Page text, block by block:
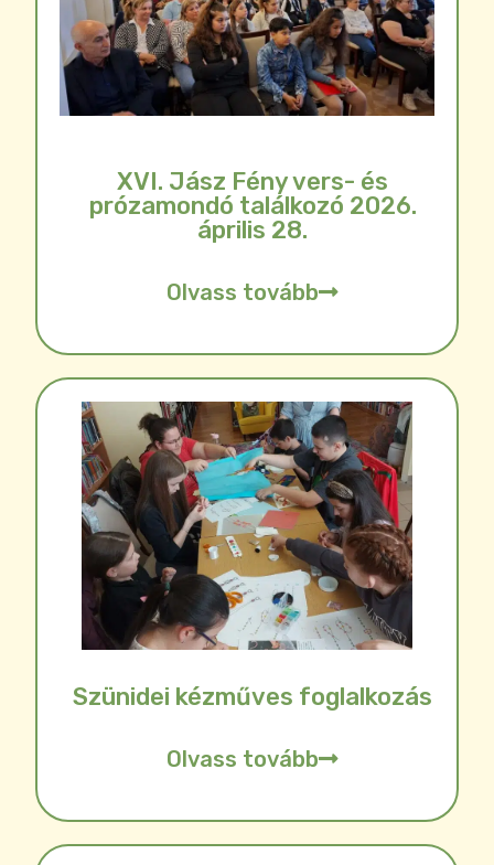
XVI. Jász Fény vers- és
prózamondó találkozó 2026.
április 28.
Olvass tovább
Szünidei kézműves foglalkozás
Olvass tovább